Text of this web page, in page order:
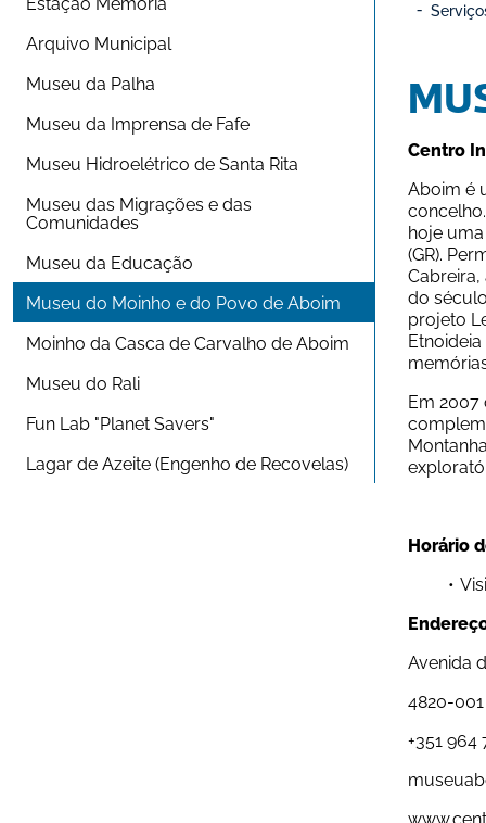
Arquivo Municipal
Museu da Palha
Museu da Imprensa de Fafe
Museu Hidroelétrico de Santa Rita
Museu das Migrações e das
Comunidades
Museu da Educação
Museu do Moinho e do Povo de Aboim
Moinho da Casca de Carvalho de Aboim
Museu do Rali
Fun Lab "Planet Savers"
Lagar de Azeite (Engenho de Recovelas)
Centro
Aboim é
hoje
(GR).
do
projeto
Em
Horário
Avenida
4820-
+351 964